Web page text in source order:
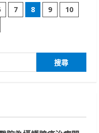
7 8 9
10